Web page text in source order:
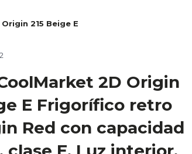
215 Beige E
2D Origin
E Frigorífico retro
Red con capacidad